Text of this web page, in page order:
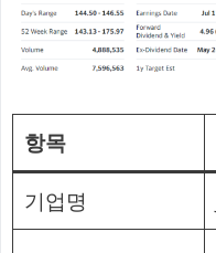
항목
기업명